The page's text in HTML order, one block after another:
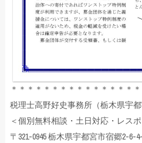
＊＊＊＊＊＊＊＊＊＊＊＊＊＊＊
税理士高野好史事務所（栃木県宇都
＜個別無料相談・土日対応・レス
〒321-0945 栃木県宇都宮市宿郷2-6-